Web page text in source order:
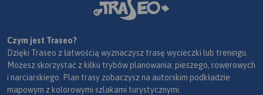
Czym jest Traseo?
Dzięki Traseo z łatwością wyznaczysz trasę wycieczki lub treningu.
Możesz skorzystać z kilku trybów planowania: pieszego, rowerowych
i narciarskiego. Plan trasy zobaczysz na autorskim podkładzie
mapowym z kolorowymi szlakami turystycznymi.